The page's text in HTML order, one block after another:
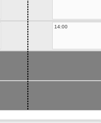
14:00